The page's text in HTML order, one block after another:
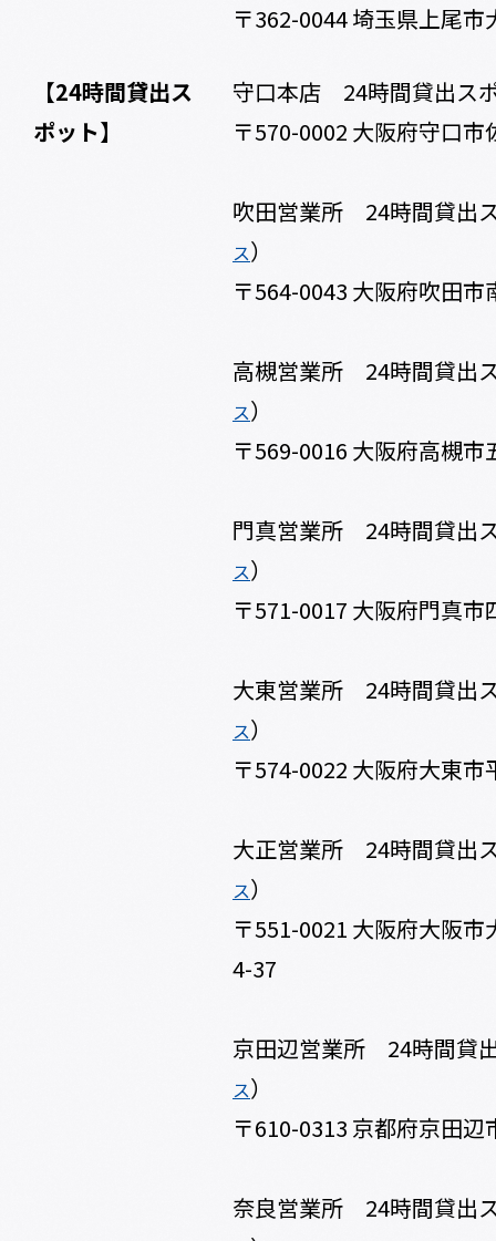
〒362-0044 埼玉県上尾市
【24時間貸出ス
ポット】
守口本店 24時間貸出ス
〒570-0002 大阪府守口市
吹田営業所 24時間貸出
ス）
〒564-0043 大阪府吹田市
高槻営業所 24時間貸出
ス）
〒569-0016 大阪府高槻市
門真営業所 24時間貸出
ス）
〒571-0017 大阪府門真市
大東営業所 24時間貸出
ス）
〒574-0022 大阪府大東市
大正営業所 24時間貸出
ス）
〒551-0021 大阪府大阪
4-37
京田辺営業所 24時間貸
ス）
〒610-0313 京都府京田
奈良営業所 24時間貸出